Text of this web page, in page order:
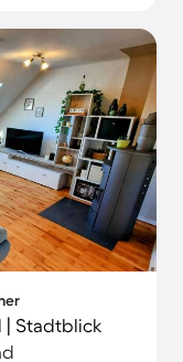
| Stadtblick